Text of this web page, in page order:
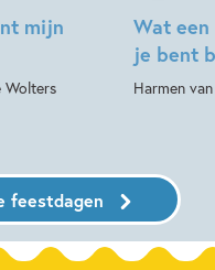
mijn
Wolters
Wat een
je bent
Harmen
feestdagen